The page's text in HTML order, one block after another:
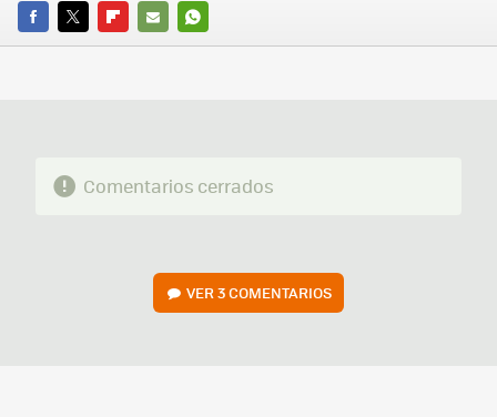
FACEBOOK
TWITTERFLIPBOARD
E-
WHATSAPP
Comentarios cerrados
VER3 COMENTARIOS